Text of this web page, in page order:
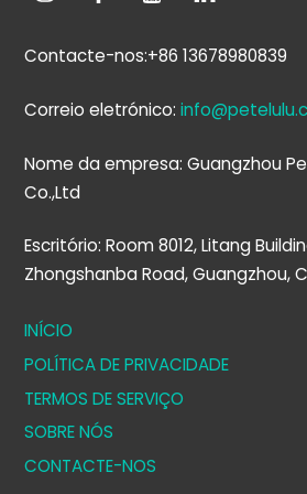
Contacte-nos:+86 13678980839
Correio eletrónico:
Nome da empresa: Guangzhou
Co.,Ltd
Escritório: Room 8012, Litang
Zhongshanba Road, Guangzhou,
INÍCIO
POLÍTICA DE PRIVACIDADE
TERMOS DE SERVIÇO
SOBRE NÓS
CONTACTE-NOS